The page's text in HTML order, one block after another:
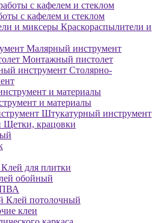
с кафелем и стеклом
Краскораспылители и
Малярный инструмент
Монтажный пистолет
Столярно-
и материалы
Штукатурный инструмент
Щетки, крацовки
Клей для плитки
обойный
Клей потолочный
клеи